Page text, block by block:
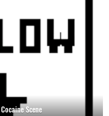
Scene